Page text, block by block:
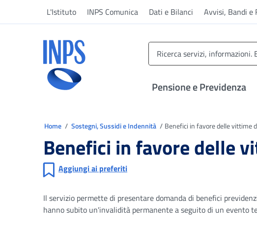
L'Istituto INPS Comunica Dati e Bilanci Avvisi, Bandi e
Pensione e Previdenza
Home Sostegni, Sussidi e Indennità Benefici in favore delle vittime
Benefici in favore delle
Aggiungi ai preferiti
Il servizio permette di presentare domanda di benefici
hanno subito un'invalidità permanente a seguito di un evento